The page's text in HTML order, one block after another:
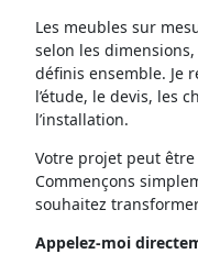
Les meubles sur
selon les
définis ensemble. Je
l’étude, le devis, les
l’installation.
Votre projet peut
Commençons
souhaitez
Appelez-moi